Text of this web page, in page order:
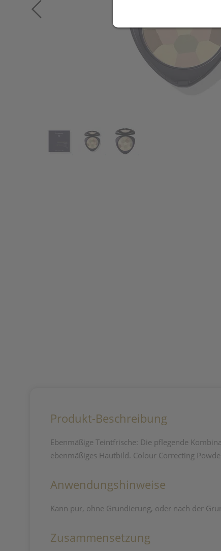
Produkt-Beschreibung
Ebenmäßige Teintfrische: Die pflegende
ebenmäßiges Hautbild. Colour Correcting
Anwendungshinweise
Kann pur, ohne Grundierung, oder nach der
Zusammensetzung